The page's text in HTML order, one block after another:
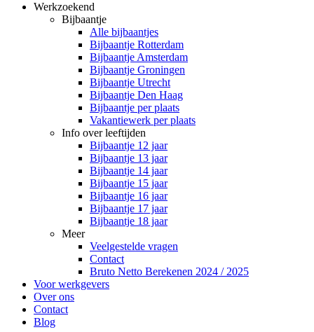
Werkzoekend
Bijbaantje
Alle bijbaantjes
Bijbaantje Rotterdam
Bijbaantje Amsterdam
Bijbaantje Groningen
Bijbaantje Utrecht
Bijbaantje Den Haag
Bijbaantje per plaats
Vakantiewerk per plaats
Info over leeftijden
Bijbaantje 12 jaar
Bijbaantje 13 jaar
Bijbaantje 14 jaar
Bijbaantje 15 jaar
Bijbaantje 16 jaar
Bijbaantje 17 jaar
Bijbaantje 18 jaar
Meer
Veelgestelde vragen
Contact
Bruto Netto Berekenen 2024 / 2025
Voor werkgevers
Over ons
Contact
Blog